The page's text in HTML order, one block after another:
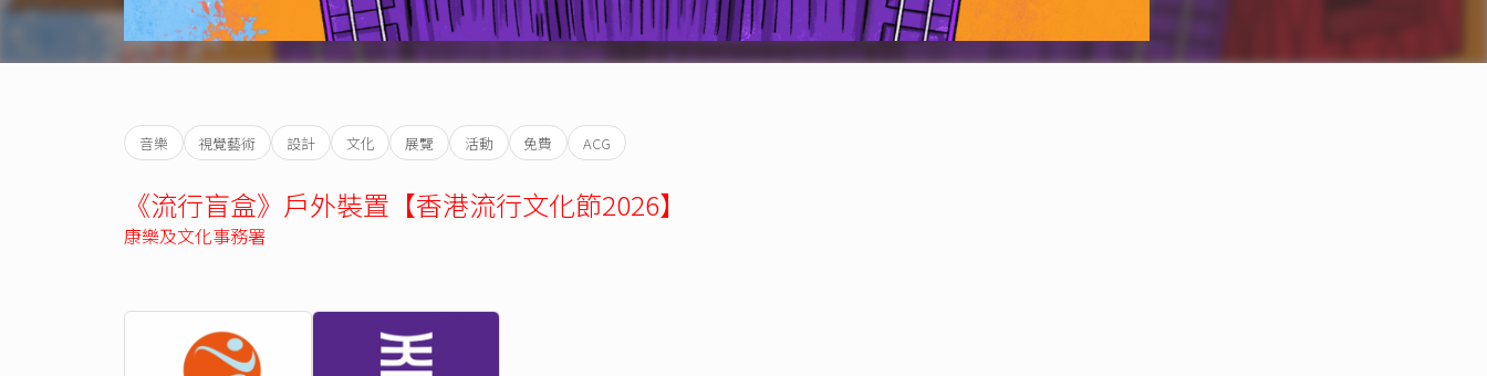
音樂 視覺藝術 設計 文化 展覽 活動 免費 ACG
《流行盲盒》戶外裝置【香港流行文化節2026】
康樂及文化事務署